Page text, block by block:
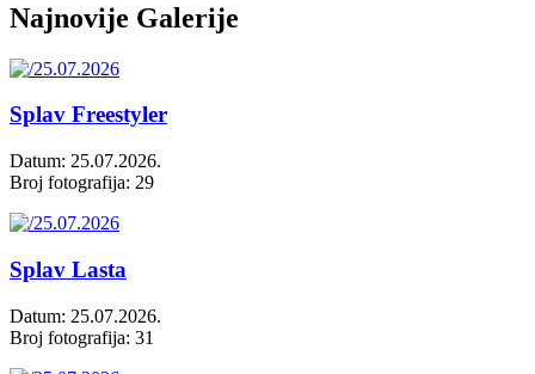
Najnovije Galerije
Splav Freestyler
Datum: 25.07.2026.
Broj fotografija: 29
Splav Lasta
Datum: 25.07.2026.
Broj fotografija: 31